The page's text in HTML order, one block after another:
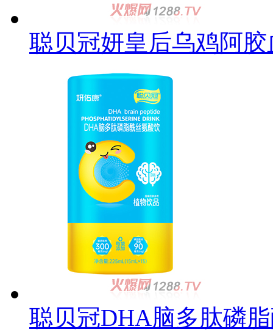
聪贝冠妍皇后乌鸡阿
聪贝冠DHA脑多肽磷